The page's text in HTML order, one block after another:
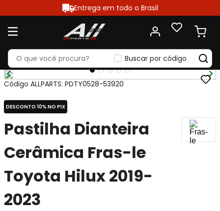
Entrega em todo o Brasil
Buscar por código
Código ALLPARTS: PDTY0528-53920
DESCONTO 10% NO PIX
Pastilha Dianteira
Cerâmica Fras-le
Toyota Hilux 2019-
2023